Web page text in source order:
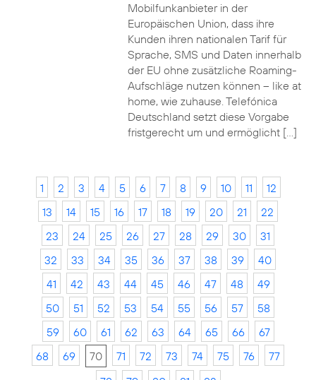
Mobilfunkanbieter in der
Europäischen Union, dass ihre
Kunden ihren nationalen Tarif für
Sprache, SMS und Daten innerhalb
der EU ohne zusätzliche Roaming-
Aufschläge nutzen können – like at
home, wie zuhause. Telefónica
Deutschland setzt diese Vorgabe
fristgerecht um und ermöglicht […]
1 2 3 4 5 6 7 8 9 10 11
12
13
14 15 16 17 18 19 20 21
22
23
24 25 26 27 28 29 30
31
32
33 34 35 36 37 38 39
40
41
42 43 44 45 46 47 48
49
50
51 52 53 54 55 56 57
58
59
60 61 62 63 64 65 66
67
68
69 70 71 72 73 74 75 76
77